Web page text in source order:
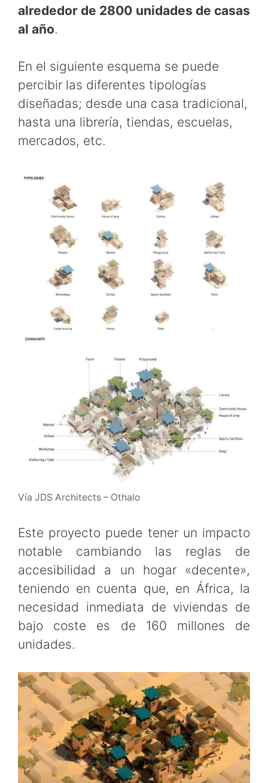
alrededor de 2800 unidades de casas
al año.
En el siguiente esquema se puede
percibir las diferentes tipologías
diseñadas; desde una casa tradicional,
hasta una librería, tiendas, escuelas,
mercados, etc.
Vía JDS Architects – Othalo
Este proyecto puede tener un impacto
notable cambiando las reglas de
accesibilidad a un hogar «decente»,
teniendo en cuenta que, en África, la
necesidad inmediata de viviendas de
bajo coste es de 160 millones de
unidades.